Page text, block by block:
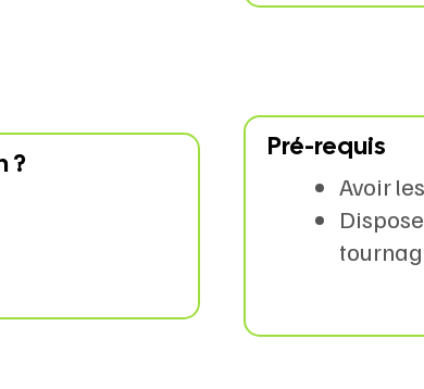
?
Pré-requis
Avoir